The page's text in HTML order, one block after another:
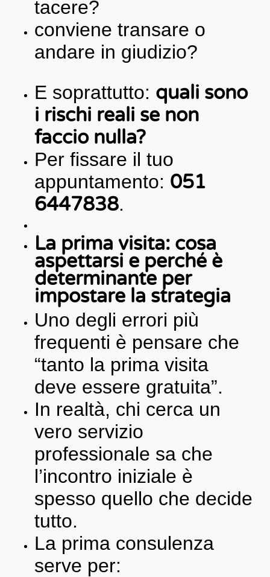
tacere?
conviene transare o
andare in giudizio?
E soprattutto: quali sono
i rischi reali se non
faccio nulla?
Per fissare il tuo
appuntamento: 051
6447838.
La prima visita: cosa
aspettarsi e perché è
determinante per
impostare la strategia
Uno degli errori più
frequenti è pensare che
“tanto la prima visita
deve essere gratuita”.
In realtà, chi cerca un
vero servizio
professionale sa che
l’incontro iniziale è
spesso quello che decide
tutto.
La prima consulenza
serve per: